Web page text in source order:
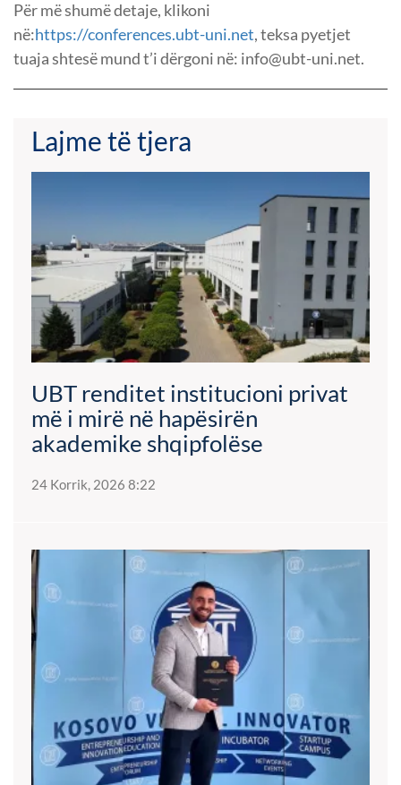
Për më shumë detaje, klikoni
në:https://conferences.ubt-uni.net, teksa pyetjet
tuaja shtesë mund t’i dërgoni në: info@ubt-uni.net.
Lajme të tjera
UBT renditet institucioni privat
më i mirë në hapësirën
akademike shqipfolëse
24 Korrik, 2026 8:22